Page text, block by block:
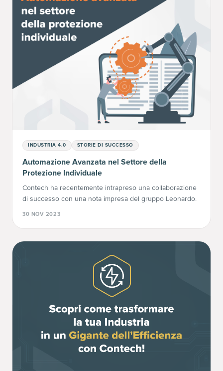
INDUSTRIA 4.0 STORIE DI SUCCESSO
Automazione Avanzata nel Settore della
Protezione Individuale
Contech ha recentemente intrapreso una collaborazione
di successo con una nota impresa del gruppo Leonardo.
30 NOV 2023